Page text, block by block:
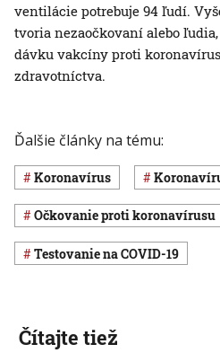
ventilácie potrebuje 94 ľudí.
tvoria nezaočkovaní alebo
dávku vakcíny proti
zdravotníctva.
Ďalšie články na tému:
koronavírus
očkovanie proti koronavírusu
testovanie na COVID-19
Čítajte tiež